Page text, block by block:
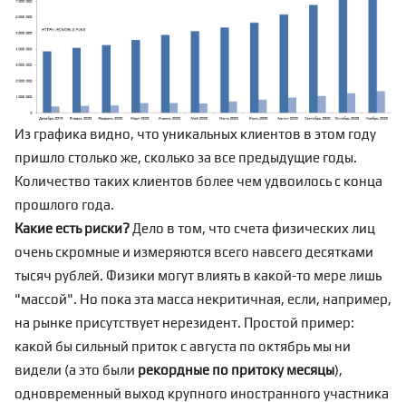
Из графика видно, что уникальных клиентов в этом году
пришло столько же, сколько за все предыдущие годы.
Количество таких клиентов более чем удвоилось с конца
прошлого года.
Какие есть риски? Дело в том, что счета физических лиц
очень скромные и измеряются всего навсего десятками
тысяч рублей. Физики могут влиять в какой-то мере лишь
"массой". Но пока эта масса некритичная, если, например,
на рынке присутствует нерезидент. Простой пример:
какой бы сильный приток с августа по октябрь мы ни
видели (а это были рекордные по притоку месяцы),
одновременный выход крупного иностранного участника